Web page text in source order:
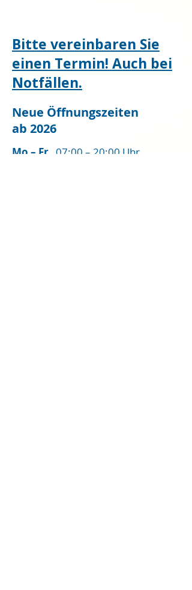
Bitte vereinbaren Sie
einen Termin! Auch bei
Notfällen.
Neue Öffnungszeiten
ab 2026
Mo – Fr 07:00 – 20:00 Uhr